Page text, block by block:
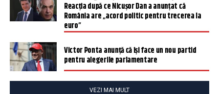
Reacția după ce Nicușor Dan a anunțat că
România are „acord politic pentru trecerea la
euro”
Victor Ponta anunță că își face un nou partid
pentru alegerile parlamentare
VEZI MAI MULT